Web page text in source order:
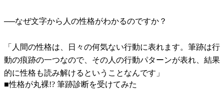
──なぜ文字から人の性格がわかるのですか？
「人間の性格は、日々の何気ない行動に表れます。筆跡は行
動の痕跡の一つなので、その人の行動パターンが表れ、結果
的に性格も読み解けるということなんです」
■性格が丸裸!? 筆跡診断を受けてみた